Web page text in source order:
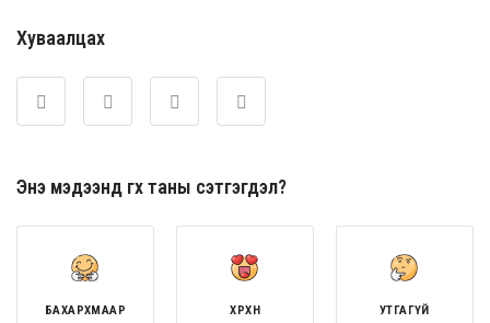
Хуваалцах
Энэ мэдээнд өгөх таны сэтгэгдэл?
БАХАРХМААР ХӨӨРХӨН УТГАГҮЙ